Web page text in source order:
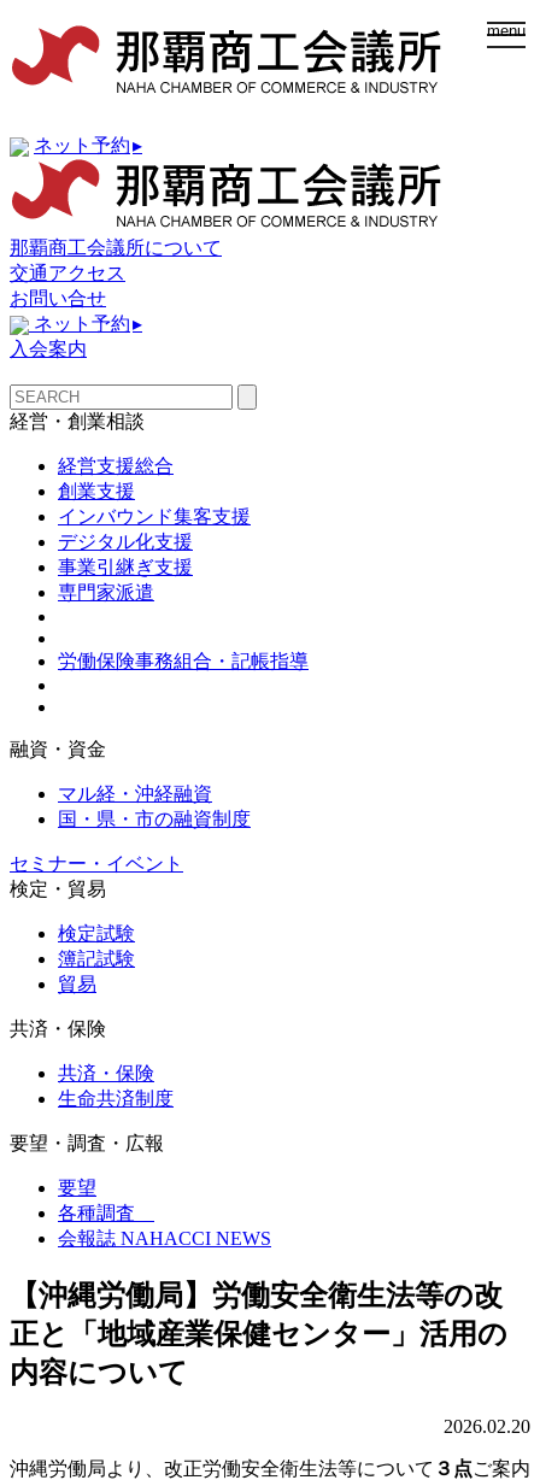
menu
ネット予約▸
那覇商工会議所について
交通アクセス
お問い合せ
ネット予約▸
入会案内
経営・創業相談
経営支援総合
創業支援
インバウンド集客支援
デジタル化支援
事業引継ぎ支援
専門家派遣
労働保険事務組合・記帳指導
融資・資金
マル経・沖経融資
国・県・市の融資制度
セミナー・イベント
検定・貿易
検定試験
簿記試験
貿易
共済・保険
共済・保険
生命共済制度
要望・調査・広報
要望
各種調査
会報誌 NAHACCI NEWS
【沖縄労働局】労働安全衛生法等の改
正と「地域産業保健センター」活用の
内容について
2026.02.20
沖縄労働局より、改正労働安全衛生法等について ３点ご案内